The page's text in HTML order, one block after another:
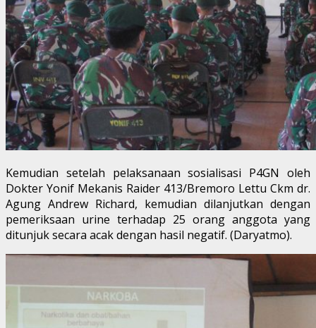
Kemudian setelah pelaksanaan sosialisasi P4GN oleh
Dokter Yonif Mekanis Raider 413/Bremoro Lettu Ckm dr.
Agung Andrew Richard, kemudian dilanjutkan dengan
pemeriksaan urine terhadap 25 orang anggota yang
ditunjuk secara acak dengan hasil negatif. (Daryatmo).